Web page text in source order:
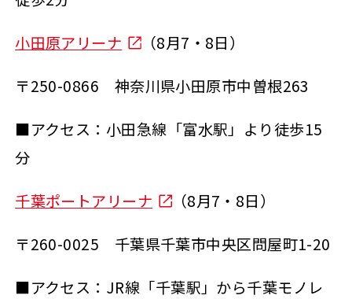
小田原アリーナ
（8月7・8日）
〒250-0866 神奈川県小田原市中曽根263
■アクセス：小田急線「富水駅」より徒歩15
分
千葉ポートアリーナ
（8月7・8日）
〒260-0025 千葉県千葉市中央区問屋町1-20
■アクセス：JR線「千葉駅」から千葉モノレ